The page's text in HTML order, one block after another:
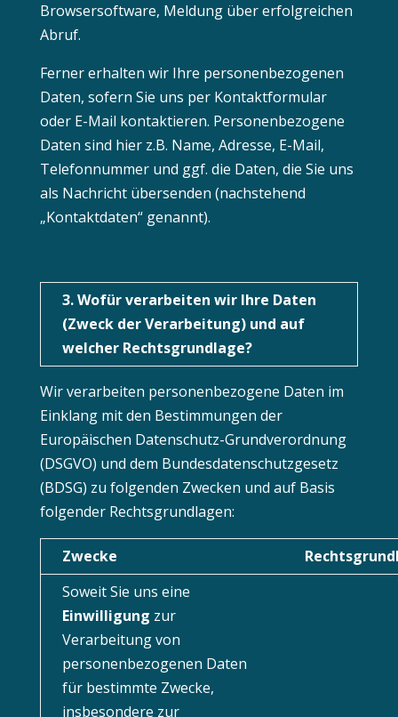
Browsersoftware, Meldung über erfolgreichen
Abruf.
Ferner erhalten wir Ihre personenbezogenen
Daten, sofern Sie uns per Kontaktformular
oder E-Mail kontaktieren. Personenbezogene
Daten sind hier z.B. Name, Adresse, E-Mail,
Telefonnummer und ggf. die Daten, die Sie uns
als Nachricht übersenden (nachstehend
„Kontaktdaten“ genannt).
3. Wofür verarbeiten wir Ihre Daten
(Zweck der Verarbeitung) und auf
welcher Rechtsgrundlage?
Wir verarbeiten personenbezogene Daten im
Einklang mit den Bestimmungen der
Europäischen Datenschutz-Grundverordnung
(DSGVO) und dem Bundesdatenschutzgesetz
(BDSG) zu folgenden Zwecken und auf Basis
folgender Rechtsgrundlagen:
Zwecke
Soweit Sie uns eine
Einwilligung zur
Verarbeitung von
personenbezogenen Daten
für bestimmte Zwecke,
insbesondere zur